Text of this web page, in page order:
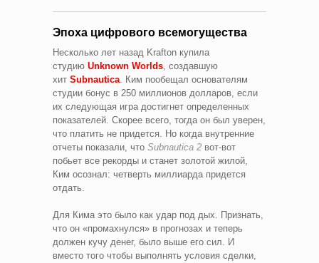
Эпоха цифрового всемогущества
Несколько лет назад Krafton купила
студию Unknown Worlds, создавшую
хит Subnautica. Ким пообещал основателям
студии бонус в 250 миллионов долларов, если
их следующая игра достигнет определенных
показателей. Скорее всего, тогда он был уверен,
что платить не придется. Но когда внутренние
отчеты показали, что Subnautica 2 вот-вот
побьет все рекорды и станет золотой жилой,
Ким осознал: четверть миллиарда придется
отдать.
Для Кима это было как удар под дых. Признать,
что он «промахнулся» в прогнозах и теперь
должен кучу денег, было выше его сил. И
вместо того чтобы выполнять условия сделки,